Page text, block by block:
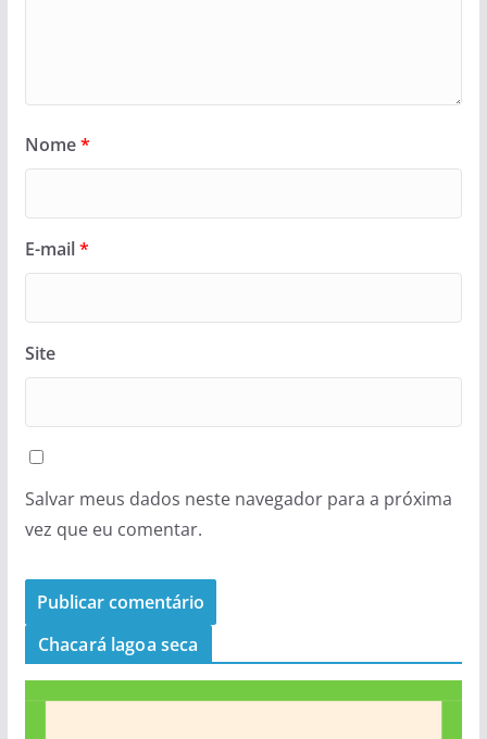
Nome*
E-mail*
Site
Salvar meus dados neste navegador para a próxima
vez que eu comentar.
Chacará lagoa seca